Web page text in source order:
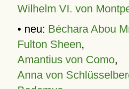
Wilhelm VI. von
• neu: Béchara Abou
Fulton Sheen,
Amantius von Como,
Anna von